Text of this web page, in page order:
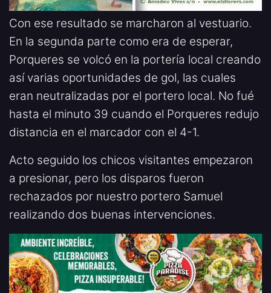
Con ese resultado se marcharon al vestuario.
En la segunda parte como era de esperar,
Porqueres se volcó en la portería local creando
así varias oportunidades de gol, las cuales
eran neutralizadas por el portero local. No fué
hasta el minuto 39 cuando el Porqueres redujo
distancia en el marcador con el 4-1.
Acto seguido los chicos visitantes empezaron
a presionar, pero los disparos fueron
rechazados por nuestro portero Samuel
realizando dos buenas intervenciones.